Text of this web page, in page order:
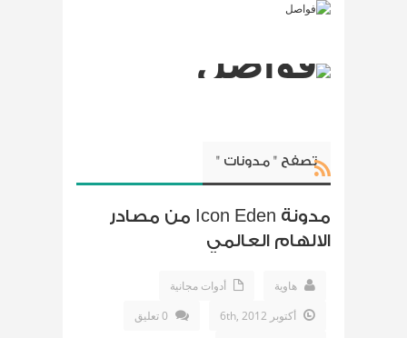
تصفح " مدونات "
مدونة Icon Eden من مصادر
الالهام العالمي
هاوية
أدوات مجانية
أكتوبر 6th, 2012
0 تعليق